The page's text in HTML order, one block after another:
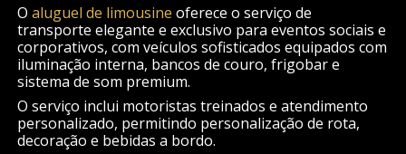
Oaluguel de limousine oferece o serviço de
transporte elegante e exclusivo para eventos sociais e
corporativos, com veículos sofisticados equipados com
iluminação interna, bancos de couro, frigobar e
sistema de som premium.
O serviço inclui motoristas treinados e atendimento
personalizado, permitindo personalização de rota,
decoração e bebidas a bordo.